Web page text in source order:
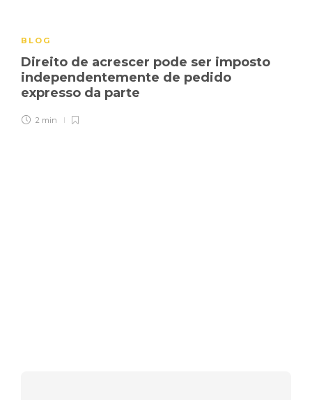
BLOG
Direito de acrescer pode ser imposto
independentemente de pedido
expresso da parte
2 min